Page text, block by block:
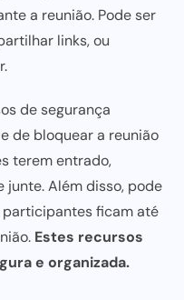
a reunião. Pode ser
links, ou
de segurança
de bloquear a reunião
terem entrado,
junte. Além disso, pode
participantes ficam até
Estes recursos
e organizada.